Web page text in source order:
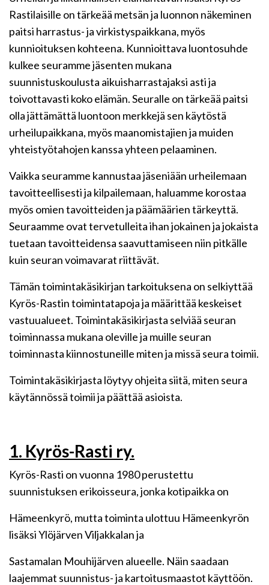
Rastilaisille on tärkeää metsän ja luonnon näkeminen
paitsi harrastus- ja virkistyspaikkana, myös
kunnioituksen kohteena. Kunnioittava luontosuhde
kulkee seuramme jäsenten mukana
suunnistuskoulusta aikuisharrastajaksi asti ja
toivottavasti koko elämän. Seuralle on tärkeää paitsi
olla jättämättä luontoon merkkejä sen käytöstä
urheilupaikkana, myös maanomistajien ja muiden
yhteistyötahojen kanssa yhteen pelaaminen.
Vaikka seuramme kannustaa jäseniään urheilemaan
tavoitteellisesti ja kilpailemaan, haluamme korostaa
myös omien tavoitteiden ja päämäärien tärkeyttä.
Seuraamme ovat tervetulleita ihan jokainen ja jokaista
tuetaan tavoitteidensa saavuttamiseen niin pitkälle
kuin seuran voimavarat riittävät.
Tämän toimintakäsikirjan tarkoituksena on selkiyttää
Kyrös-Rastin toimintatapoja ja määrittää keskeiset
vastuualueet. Toimintakäsikirjasta selviää seuran
toiminnassa mukana oleville ja muille seuran
toiminnasta kiinnostuneille miten ja missä seura toimii.
Toimintakäsikirjasta löytyy ohjeita siitä, miten seura
käytännössä toimii ja päättää asioista.
1. Kyrös-Rasti ry.
Kyrös-Rasti on vuonna 1980 perustettu
suunnistuksen erikoisseura, jonka kotipaikka on
Hämeenkyrö, mutta toiminta ulottuu Hämeenkyrön
lisäksi Ylöjärven Viljakkalan ja
Sastamalan Mouhijärven alueelle. Näin saadaan
laajemmat suunnistus- ja kartoitusmaastot käyttöön.